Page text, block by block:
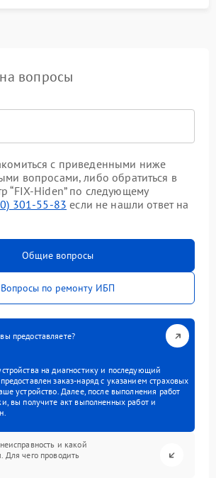
вопросы
с приведенными ниже
вопросами, либо обратиться в
“FIX-Hiden” по следующему
301-55-83 если не нашли ответ на
Общие вопросы
Вопросы по ремонту ИБП
предоставляете?
на диагностику и последующий
заказ-наряд с указанием страховых
устройство. Далее, после выполнения работ
вы получите акт выполненных работ и
и какой
Для чего проводить